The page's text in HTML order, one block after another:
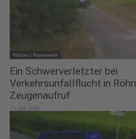
Polizei / Feuerwehr
Ein Schwerverletzter bei
Verkehrsunfallflucht in
Zeugenaufruf
13. Juli 2024